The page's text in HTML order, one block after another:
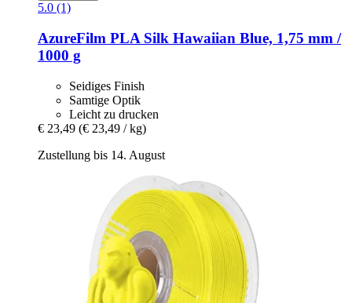
5.0 (1)
AzureFilm PLA Silk Hawaiian Blue, 1,75 mm /
1000 g
Seidiges Finish
Samtige Optik
Leicht zu drucken
€ 23,49 (€ 23,49 / kg)
Zustellung bis 14. August